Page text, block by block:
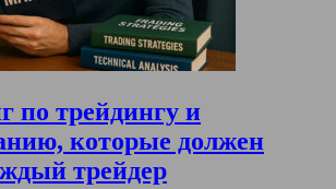
по трейдингу и
которые должен
трейдер